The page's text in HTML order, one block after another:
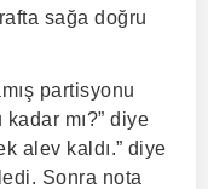
sağa doğru
partisyonu
mı?” diye
alev kaldı.” diye
Sonra nota